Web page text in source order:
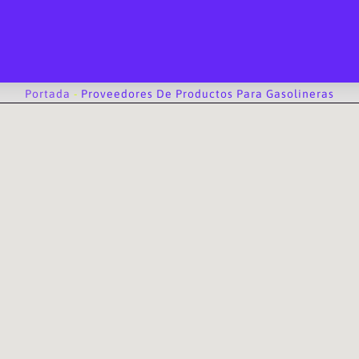
Portada - Proveedores De Productos Para Gasolineras